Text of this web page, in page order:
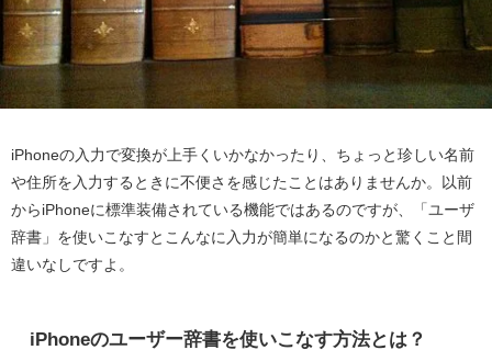
iPhoneの入力で変換が上手くいかなかったり、ちょっと珍しい名前
や住所を入力するときに不便さを感じたことはありませんか。以前
からiPhoneに標準装備されている機能ではあるのですが、「ユーザ
辞書」を使いこなすとこんなに入力が簡単になるのかと驚くこと間
違いなしですよ。
iPhoneのユーザー辞書を使いこなす方法とは？